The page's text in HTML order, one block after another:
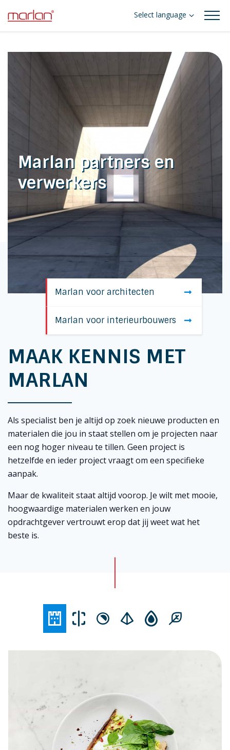
Select language
Marlan partners en
verwerkers
Marlan voor architecten
Marlan voor interieurbouwers
MAAK KENNIS MET
MARLAN
Als specialist ben je altijd op zoek nieuwe producten en
materialen die jou in staat stellen om je projecten naar
een nog hoger niveau te tillen. Geen project is
hetzelfde en ieder project vraagt om een specifieke
aanpak.
Maar de kwaliteit staat altijd voorop. Je wilt met mooie,
hoogwaardige materialen werken en jouw
opdrachtgever vertrouwt erop dat jij weet wat het
beste is.